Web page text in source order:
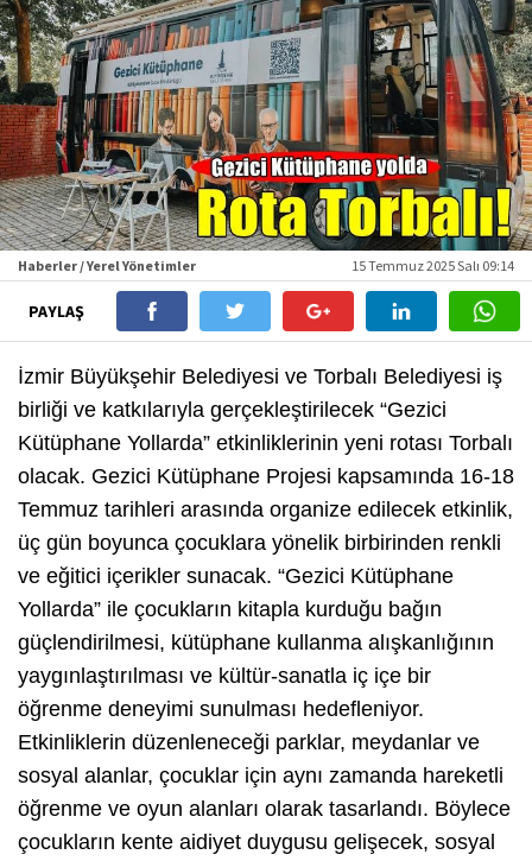
Haberler / Yerel Yönetimler 15 Temmuz 2025 Salı 09:14
PAYLAŞ
İzmir Büyükşehir Belediyesi ve Torbalı Belediyesi iş
birliği ve katkılarıyla gerçekleştirilecek “Gezici
Kütüphane Yollarda” etkinliklerinin yeni rotası Torbalı
olacak. Gezici Kütüphane Projesi kapsamında 16-18
Temmuz tarihleri arasında organize edilecek etkinlik,
üç gün boyunca çocuklara yönelik birbirinden renkli
ve eğitici içerikler sunacak. “Gezici Kütüphane
Yollarda” ile çocukların kitapla kurduğu bağın
güçlendirilmesi, kütüphane kullanma alışkanlığının
yaygınlaştırılması ve kültür-sanatla iç içe bir
öğrenme deneyimi sunulması hedefleniyor.
Etkinliklerin düzenleneceği parklar, meydanlar ve
sosyal alanlar, çocuklar için aynı zamanda hareketli
öğrenme ve oyun alanları olarak tasarlandı. Böylece
çocukların kente aidiyet duygusu gelişecek, sosyal